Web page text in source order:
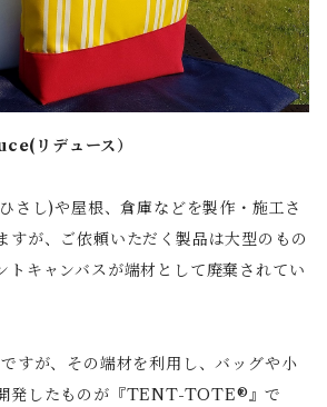
リデュース）
さし)や屋根、倉庫などを製作・施工さ
すが、ご依頼いただく製品は大型のもの
トキャンバスが端材として廃棄されてい
すが、その端材を利用し、バッグや小
発したものが『TENT-TOTE®』で